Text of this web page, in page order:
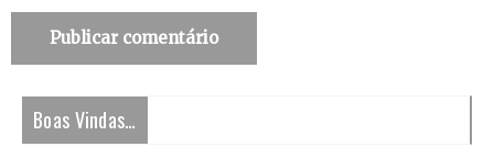
Boas Vindas…